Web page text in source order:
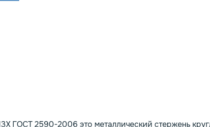
ГОСТ 2590-2006 это металлический стержень